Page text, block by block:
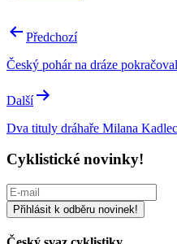
Navigace
pro
příspěvek
Předchozí
Český pohár na dráze
Další
Dva tituly dráhaře Milana
Cyklistické novinky!